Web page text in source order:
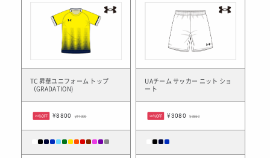
TC 昇華ユニフォーム トップ
（GRADATION)
20%OFF ¥8800 ¥11000
UAチーム サッカー ニット ショ
ート
20%OFF ¥3080 ¥3850